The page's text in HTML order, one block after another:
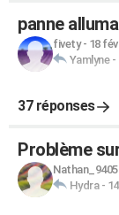
panne
fivety- 18
Yamlyne-
37 réponses
Problème
Nathan_9405
Hydra-